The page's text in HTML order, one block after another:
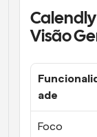
Calendly
Visão
Funcionalid
ade
Foco